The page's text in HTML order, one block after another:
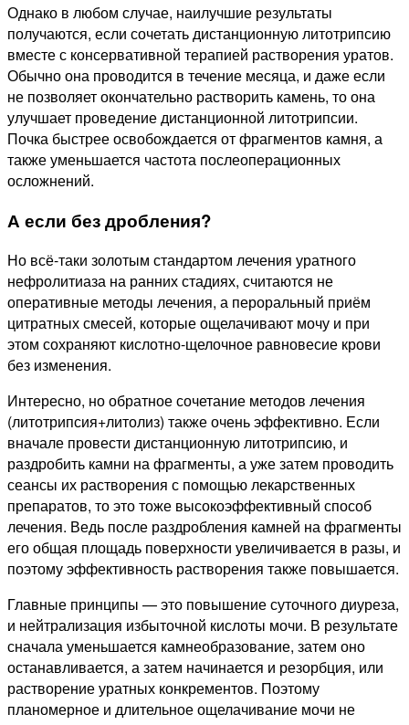
Однако в любом случае, наилучшие результаты
получаются, если сочетать дистанционную литотрипсию
вместе с консервативной терапией растворения уратов.
Обычно она проводится в течение месяца, и даже если
не позволяет окончательно растворить камень, то она
улучшает проведение дистанционной литотрипсии.
Почка быстрее освобождается от фрагментов камня, а
также уменьшается частота послеоперационных
осложнений.
А если без дробления?
Но всё-таки золотым стандартом лечения уратного
нефролитиаза на ранних стадиях, считаются не
оперативные методы лечения, а пероральный приём
цитратных смесей, которые ощелачивают мочу и при
этом сохраняют кислотно-щелочное равновесие крови
без изменения.
Интересно, но обратное сочетание методов лечения
(литотрипсия+литолиз) также очень эффективно. Если
вначале провести дистанционную литотрипсию, и
раздробить камни на фрагменты, а уже затем проводить
сеансы их растворения с помощью лекарственных
препаратов, то это тоже высокоэффективный способ
лечения. Ведь после раздробления камней на фрагменты
его общая площадь поверхности увеличивается в разы, и
поэтому эффективность растворения также повышается.
Главные принципы — это повышение суточного диуреза,
и нейтрализация избыточной кислоты мочи. В результате
сначала уменьшается камнеобразование, затем оно
останавливается, а затем начинается и резорбция, или
растворение уратных конкрементов. Поэтому
планомерное и длительное ощелачивание мочи не